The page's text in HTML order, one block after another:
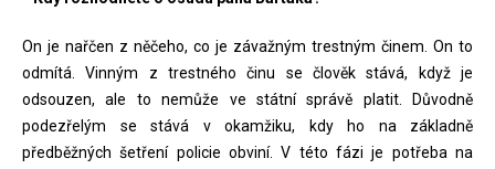
On je nařčen z něčeho, co je závažným trestným činem. On to
odmítá. Vinným z trestného činu se člověk stává, když je
odsouzen, ale to nemůže ve státní správě platit. Důvodně
podezřelým se stává v okamžiku, kdy ho na základně
předběžných šetření policie obviní. V této fázi je potřeba na